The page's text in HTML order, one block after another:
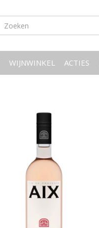
WIJNWINKEL ACTIES